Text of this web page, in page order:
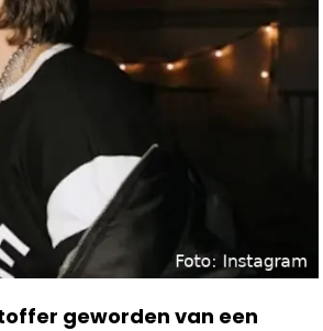
geworden van een